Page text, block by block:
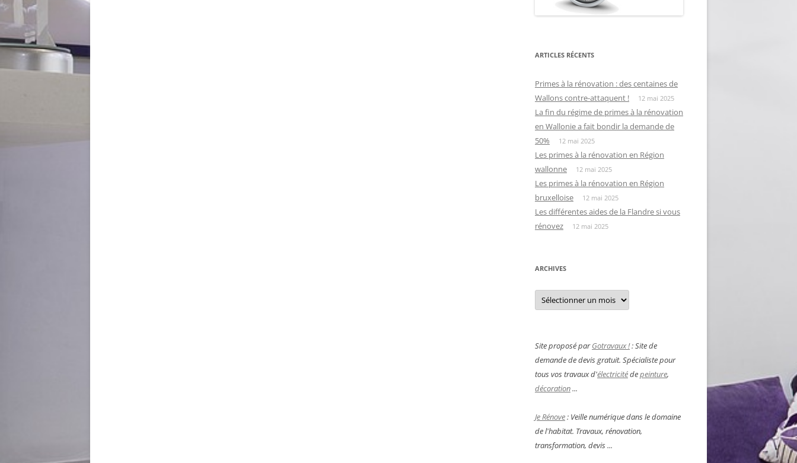
ARTICLES RÉCENTS
Primes à la rénovation : des centaines de
Wallons contre-attaquent !
12 mai 2025
La fin du régime de primes à la rénovation
en Wallonie a fait bondir la demande de
50%
12 mai 2025
Les primes à la rénovation en Région
wallonne
12 mai 2025
Les primes à la rénovation en Région
bruxelloise
12 mai 2025
Les différentes aides de la Flandre si vous
rénovez
12 mai 2025
ARCHIVES
Archives
Site proposé parGotravaux !: Site de
demande de devis gratuit. Spécialiste pour
tous vos travaux d'électricitédepeinture,
décoration...
Je Rénove: Veille numérique dans le domaine
de l'habitat. Travaux, rénovation,
transformation, devis ...